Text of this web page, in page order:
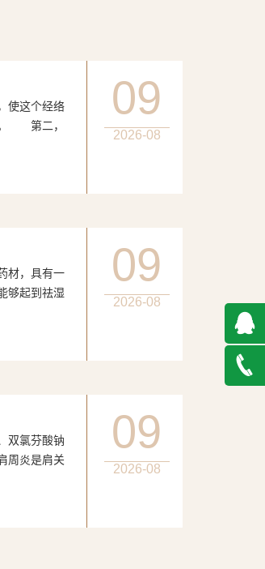
这个经络
。 第二，
09
2026-08
材，具有一
够起到祛湿
09
2026-08
双氯芬酸钠
周炎是肩关
09
2026-08
QQ在